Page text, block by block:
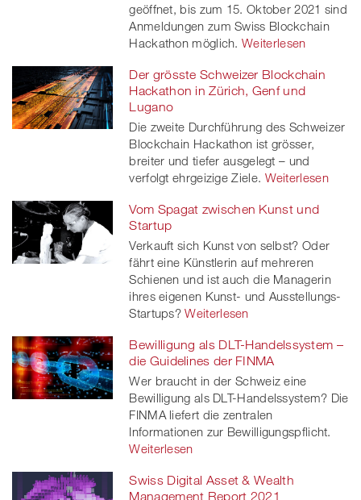
geöffnet, bis zum 15. Oktober 2021 sind
Anmeldungen zum Swiss Blockchain
Hackathon möglich. Weiterlesen
Der grösste Schweizer Blockchain
Hackathon in Zürich, Genf und
Lugano
Die zweite Durchführung des Schweizer
Blockchain Hackathon ist grösser,
breiter und tiefer ausgelegt – und
verfolgt ehrgeizige Ziele. Weiterlesen
Vom Spagat zwischen Kunst und
Startup
Verkauft sich Kunst von selbst? Oder
fährt eine Künstlerin auf mehreren
Schienen und ist auch die Managerin
ihres eigenen Kunst- und Ausstellungs-
Startups? Weiterlesen
Bewilligung als DLT-Handelssystem –
die Guidelines der FINMA
Wer braucht in der Schweiz eine
Bewilligung als DLT-Handelssystem? Die
FINMA liefert die zentralen
Informationen zur Bewilligungspflicht.
Weiterlesen
Swiss Digital Asset & Wealth
Management Report 2021